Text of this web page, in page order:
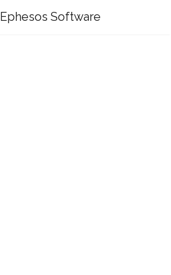
Ephesos Software